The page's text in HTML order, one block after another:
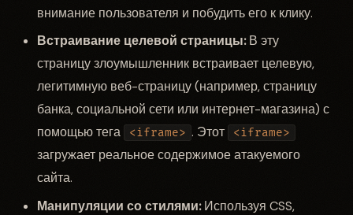
внимание пользователя и побудить его к клику.
Встраивание целевой страницы:В эту
страницу злоумышленник встраивает целевую,
легитимную веб-страницу (например, страницу
банка, социальной сети или интернет-магазина) с
помощью тега
<iframe> . Этот <iframe>
загружает реальное содержимое атакуемого
сайта.
Манипуляции со стилями:Используя CSS,